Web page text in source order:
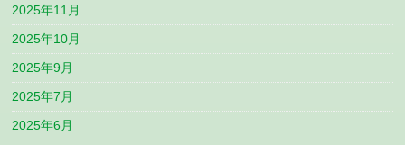
2025年11月
2025年10月
2025年9月
2025年7月
2025年6月